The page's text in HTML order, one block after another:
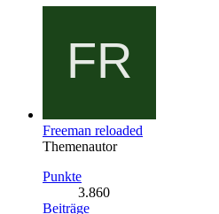
Freeman reloaded
Themenautor
Punkte
3.860
Beiträge